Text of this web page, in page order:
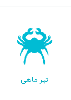
تیر ماهی